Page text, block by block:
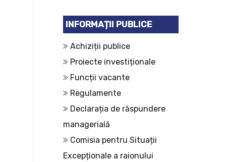
INFORMAȚII PUBLICE
Achiziții publice
Proiecte investiționale
Funcții vacante
Regulamente
Declarația de răspundere
managerială
Comisia pentru Situații
Excepționale a raionului